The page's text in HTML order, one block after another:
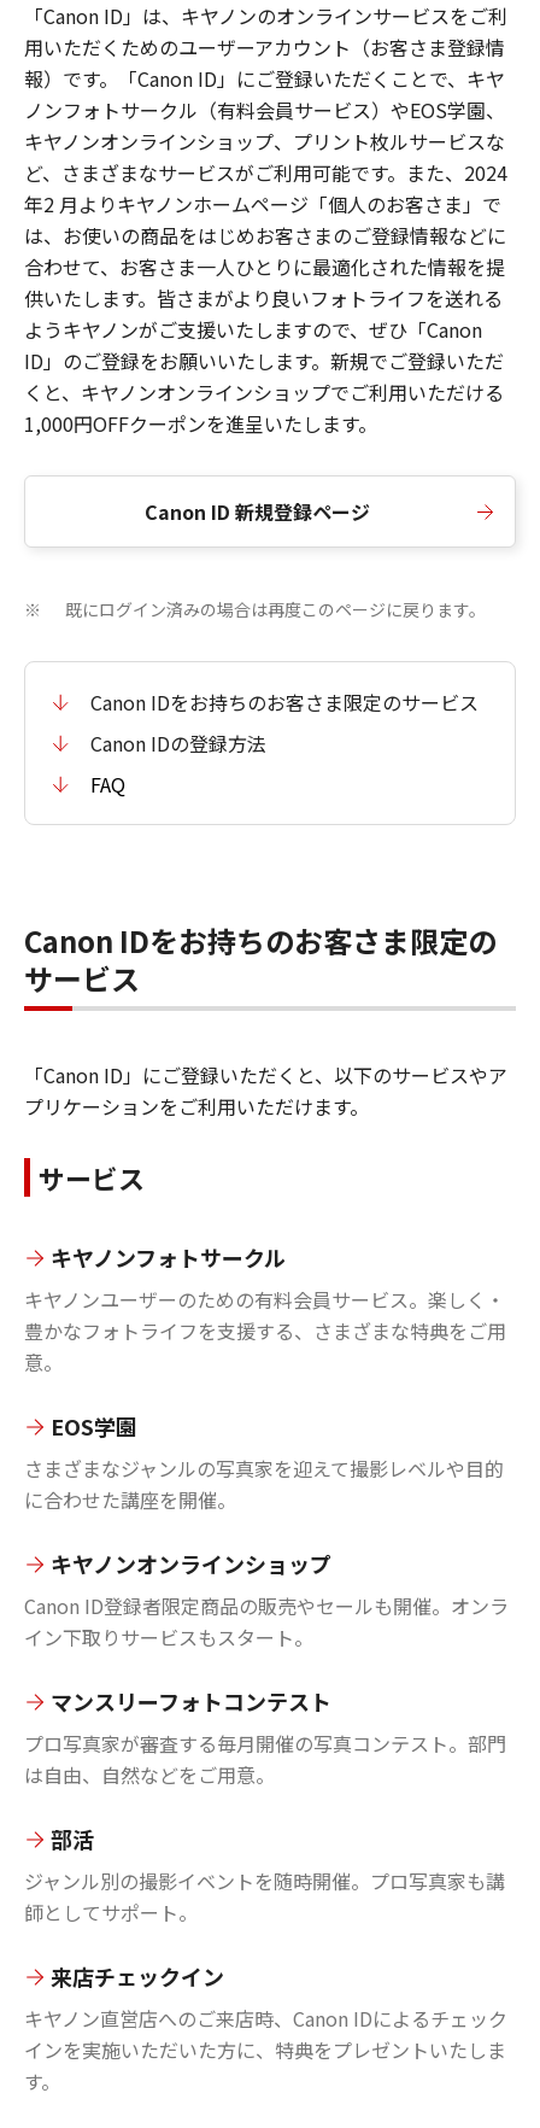
「Canon ID」は、キヤノンのオンラインサービスをご利
用いただくためのユーザーアカウント（お客さま登録情
報）です。「Canon ID」にご登録いただくことで、キヤ
ノンフォトサークル（有料会員サービス）やEOS学園、
キヤノンオンラインショップ、プリント枚ルサービスな
ど、さまざまなサービスがご利用可能です。また、2024
年2 月よりキヤノンホームページ「個人のお客さま」で
は、お使いの商品をはじめお客さまのご登録情報などに
合わせて、お客さま一人ひとりに最適化された情報を提
供いたします。皆さまがより良いフォトライフを送れる
ようキヤノンがご支援いたしますので、ぜひ「Canon
ID」のご登録をお願いいたします。新規でご登録いただ
くと、キヤノンオンラインショップでご利用いただける
1,000円OFFクーポンを進呈いたします。
Canon ID 新規登録ページ
※ 既にログイン済みの場合は再度このページに戻ります。
Canon IDをお持ちのお客さま限定のサービス
Canon IDの登録方法
FAQ
Canon IDをお持ちのお客さま限定の
サービス
「Canon ID」にご登録いただくと、以下のサービスやア
プリケーションをご利用いただけます。
サービス
キヤノンフォトサークル
キヤノンユーザーのための有料会員サービス。楽しく・
豊かなフォトライフを支援する、さまざまな特典をご用
意。
EOS学園
さまざまなジャンルの写真家を迎えて撮影レベルや目的
に合わせた講座を開催。
キヤノンオンラインショップ
Canon ID登録者限定商品の販売やセールも開催。オンラ
イン下取りサービスもスタート。
マンスリーフォトコンテスト
プロ写真家が審査する毎月開催の写真コンテスト。部門
は自由、自然などをご用意。
部活
ジャンル別の撮影イベントを随時開催。プロ写真家も講
師としてサポート。
来店チェックイン
キヤノン直営店へのご来店時、Canon IDによるチェック
インを実施いただいた方に、特典をプレゼントいたしま
す。